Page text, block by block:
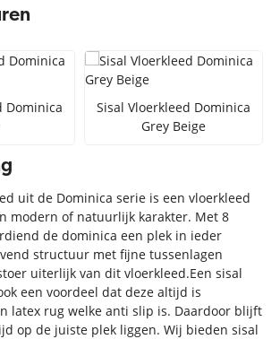
Dominica
Sisal Vloerkleed Dominica
Grey Beige
uit de Dominica serie is een vloerkleed
modern of natuurlijk karakter. Met 8
de dominica een plek in ieder
structuur met fijne tussenlagen
uiterlijk van dit vloerkleed.Een sisal
een voordeel dat deze altijd is
latex rug welke anti slip is. Daardoor blijft
op de juiste plek liggen. Wij bieden sisal